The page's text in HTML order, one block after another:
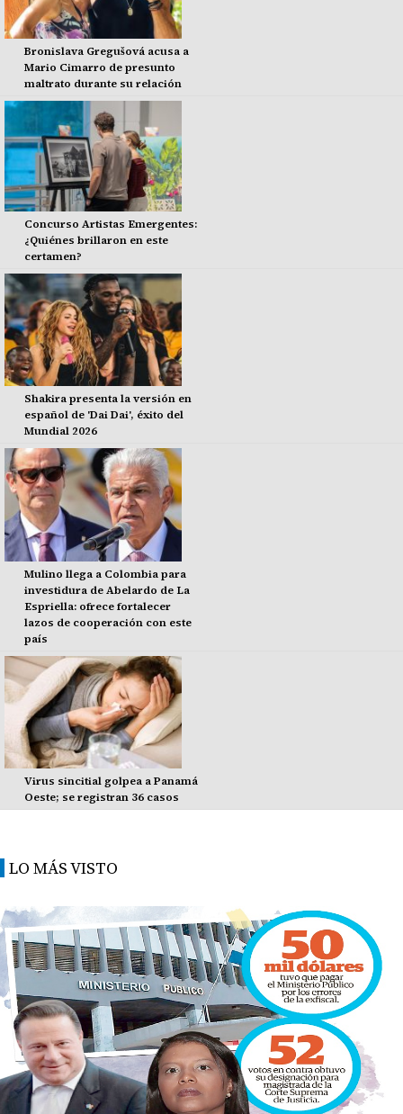
Bronislava Gregušová acusa a
Mario Cimarro de presunto
maltrato durante su relación
Concurso Artistas Emergentes:
¿Quiénes brillaron en este
certamen?
Shakira presenta la versión en
español de 'Dai Dai', éxito del
Mundial 2026
Mulino llega a Colombia para
investidura de Abelardo de La
Espriella: ofrece fortalecer
lazos de cooperación con este
país
Virus sincitial golpea a Panamá
Oeste; se registran 36 casos
LO MÁS VISTO